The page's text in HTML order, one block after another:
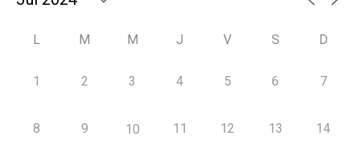
L M M J V S D
1 2 3 4 5 6 7
8 9 10 11 12 13 14